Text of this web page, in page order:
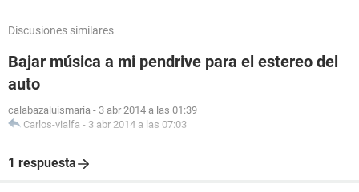
Discusiones similares
Bajar música a mi pendrive para el estereo del
auto
calabazaluismaria - 3 abr 2014 a las 01:39
Carlos-vialfa - 3 abr 2014 a las 07:03
1 respuesta